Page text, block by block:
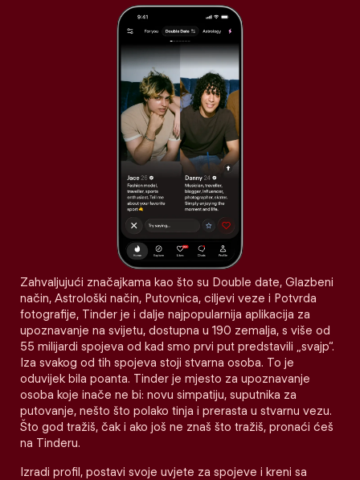
Zahvaljujući značajkama kao što su Double date, Glazbeni
način, Astrološki način, Putovnica, ciljevi veze i Potvrda
fotografije, Tinder je i dalje najpopularnija aplikacija za
upoznavanje na svijetu, dostupna u 190 zemalja, s više od
55 milijardi spojeva od kad smo prvi put predstavili „svajp“.
Iza svakog od tih spojeva stoji stvarna osoba. To je
oduvijek bila poanta. Tinder je mjesto za upoznavanje
osoba koje inače ne bi: novu simpatiju, suputnika za
putovanje, nešto što polako tinja i prerasta u stvarnu vezu.
Što god tražiš, čak i ako još ne znaš što tražiš, pronaći ćeš
na Tinderu.
Izradi profil, postavi svoje uvjete za spojeve i kreni sa